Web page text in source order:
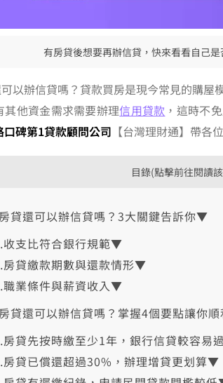
有房貸後想要再辦信貸，快來看看自己
以辦信貸嗎？貸款買房是現今常見的購屋
其他資金需求需要辦理信用貸款 ，這時不
口碑第1貸款顧問公司 【台灣理財通】帶各
目錄(點擊前往閱讀
貸還可以辦信貸嗎？3大關鍵告訴你▼
收支比符合銀行規範▼
房貸繳款期數與還款情形▼
職業條件與薪資收入▼
貸還可以辦信貸嗎？掌握4個要點讓你
房貸先按時繳至少1年，銀行信貸較容易
房貸已償還超過30%，辦理增貸更划算▼